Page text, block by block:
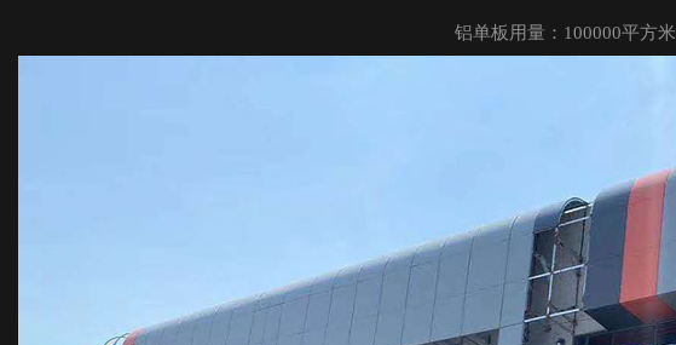
铝单板用量：100000平方米